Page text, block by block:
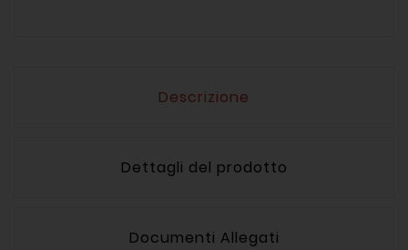
Descrizione
Dettagli del prodotto
Documenti Allegati